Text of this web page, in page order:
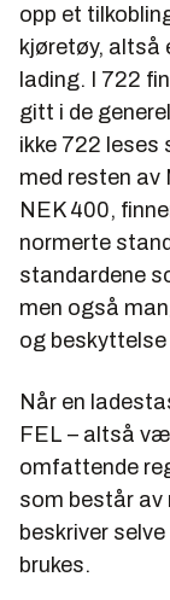
opp et
kjøretøy, altså
lading. I 722
gitt i de
ikke 722 leses
med resten av
NEK 400,
normerte
standardene
men også
og
Når en
FEL – altså
omfattende
som består av
beskriver
brukes.